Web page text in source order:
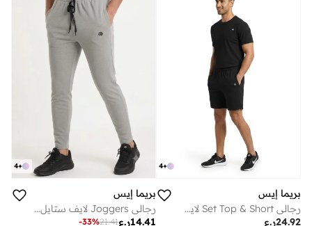
+
4
بريما إيس
رجالي Set Top & Short لايف ستايل بريميوم Black
ر.ع24.92
+
4
بريما إيس
رجالي Joggers لايف ستايل Grey
ر.ع14.41
21.41
-33%